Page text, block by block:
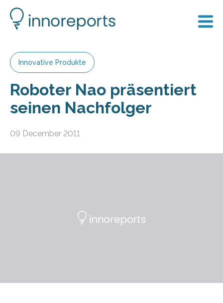
Innovative Produkte
Roboter Nao präsentiert
seinen Nachfolger
09 December 2011